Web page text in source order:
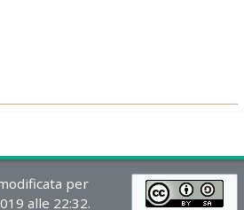
per
alle 22:32.